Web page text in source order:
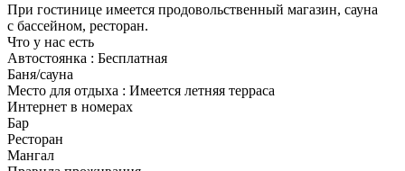
При гостинице имеется продовольственный магазин, сауна
с бассейном, ресторан.
Что у нас есть
Автостоянка : Бесплатная
Баня/сауна
Место для отдыха : Имеется летняя терраса
Интернет в номерах
Бар
Ресторан
Мангал